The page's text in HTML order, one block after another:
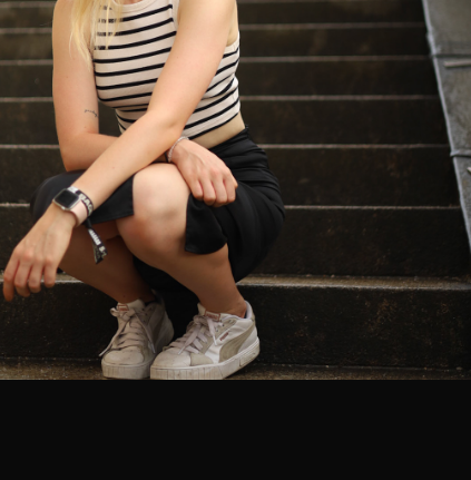
2024
PORTRAITS